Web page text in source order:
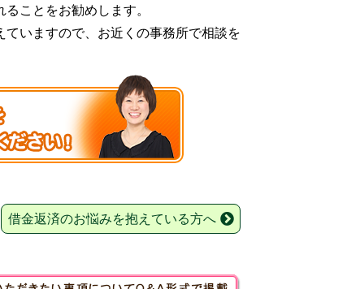
ことをお勧めします。
いますので、お近くの事務所で相談を
借金返済のお悩みを抱えている方へ